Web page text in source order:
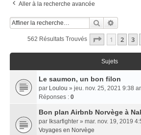
Aller à la recherche avancée
Rechercher
562 Résultats Trouvés Page 1Sur
1 2 3
Sujets
Le saumon, un bon filon
par Loulou » jeu. nov. 25, 2021 9:38
Réponses : 0
Bon plan Airbnb Norvège à
par Iksarfighter » mar. nov. 19, 2019
Voyages en Norvège